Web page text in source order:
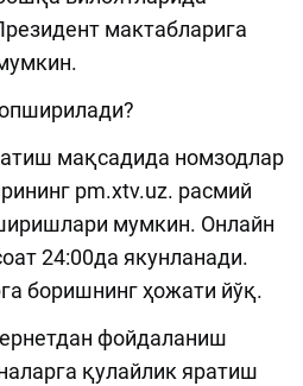
мактабларига
мақсадида номзодлар
pm.xtv.uz. расмий
мумкин. Онлайн
24:00да якунланади.
боришнинг ҳожати йўқ.
фойдаланиш
қулайлик яратиш